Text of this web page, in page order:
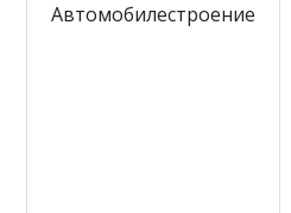
Автомобилестроение